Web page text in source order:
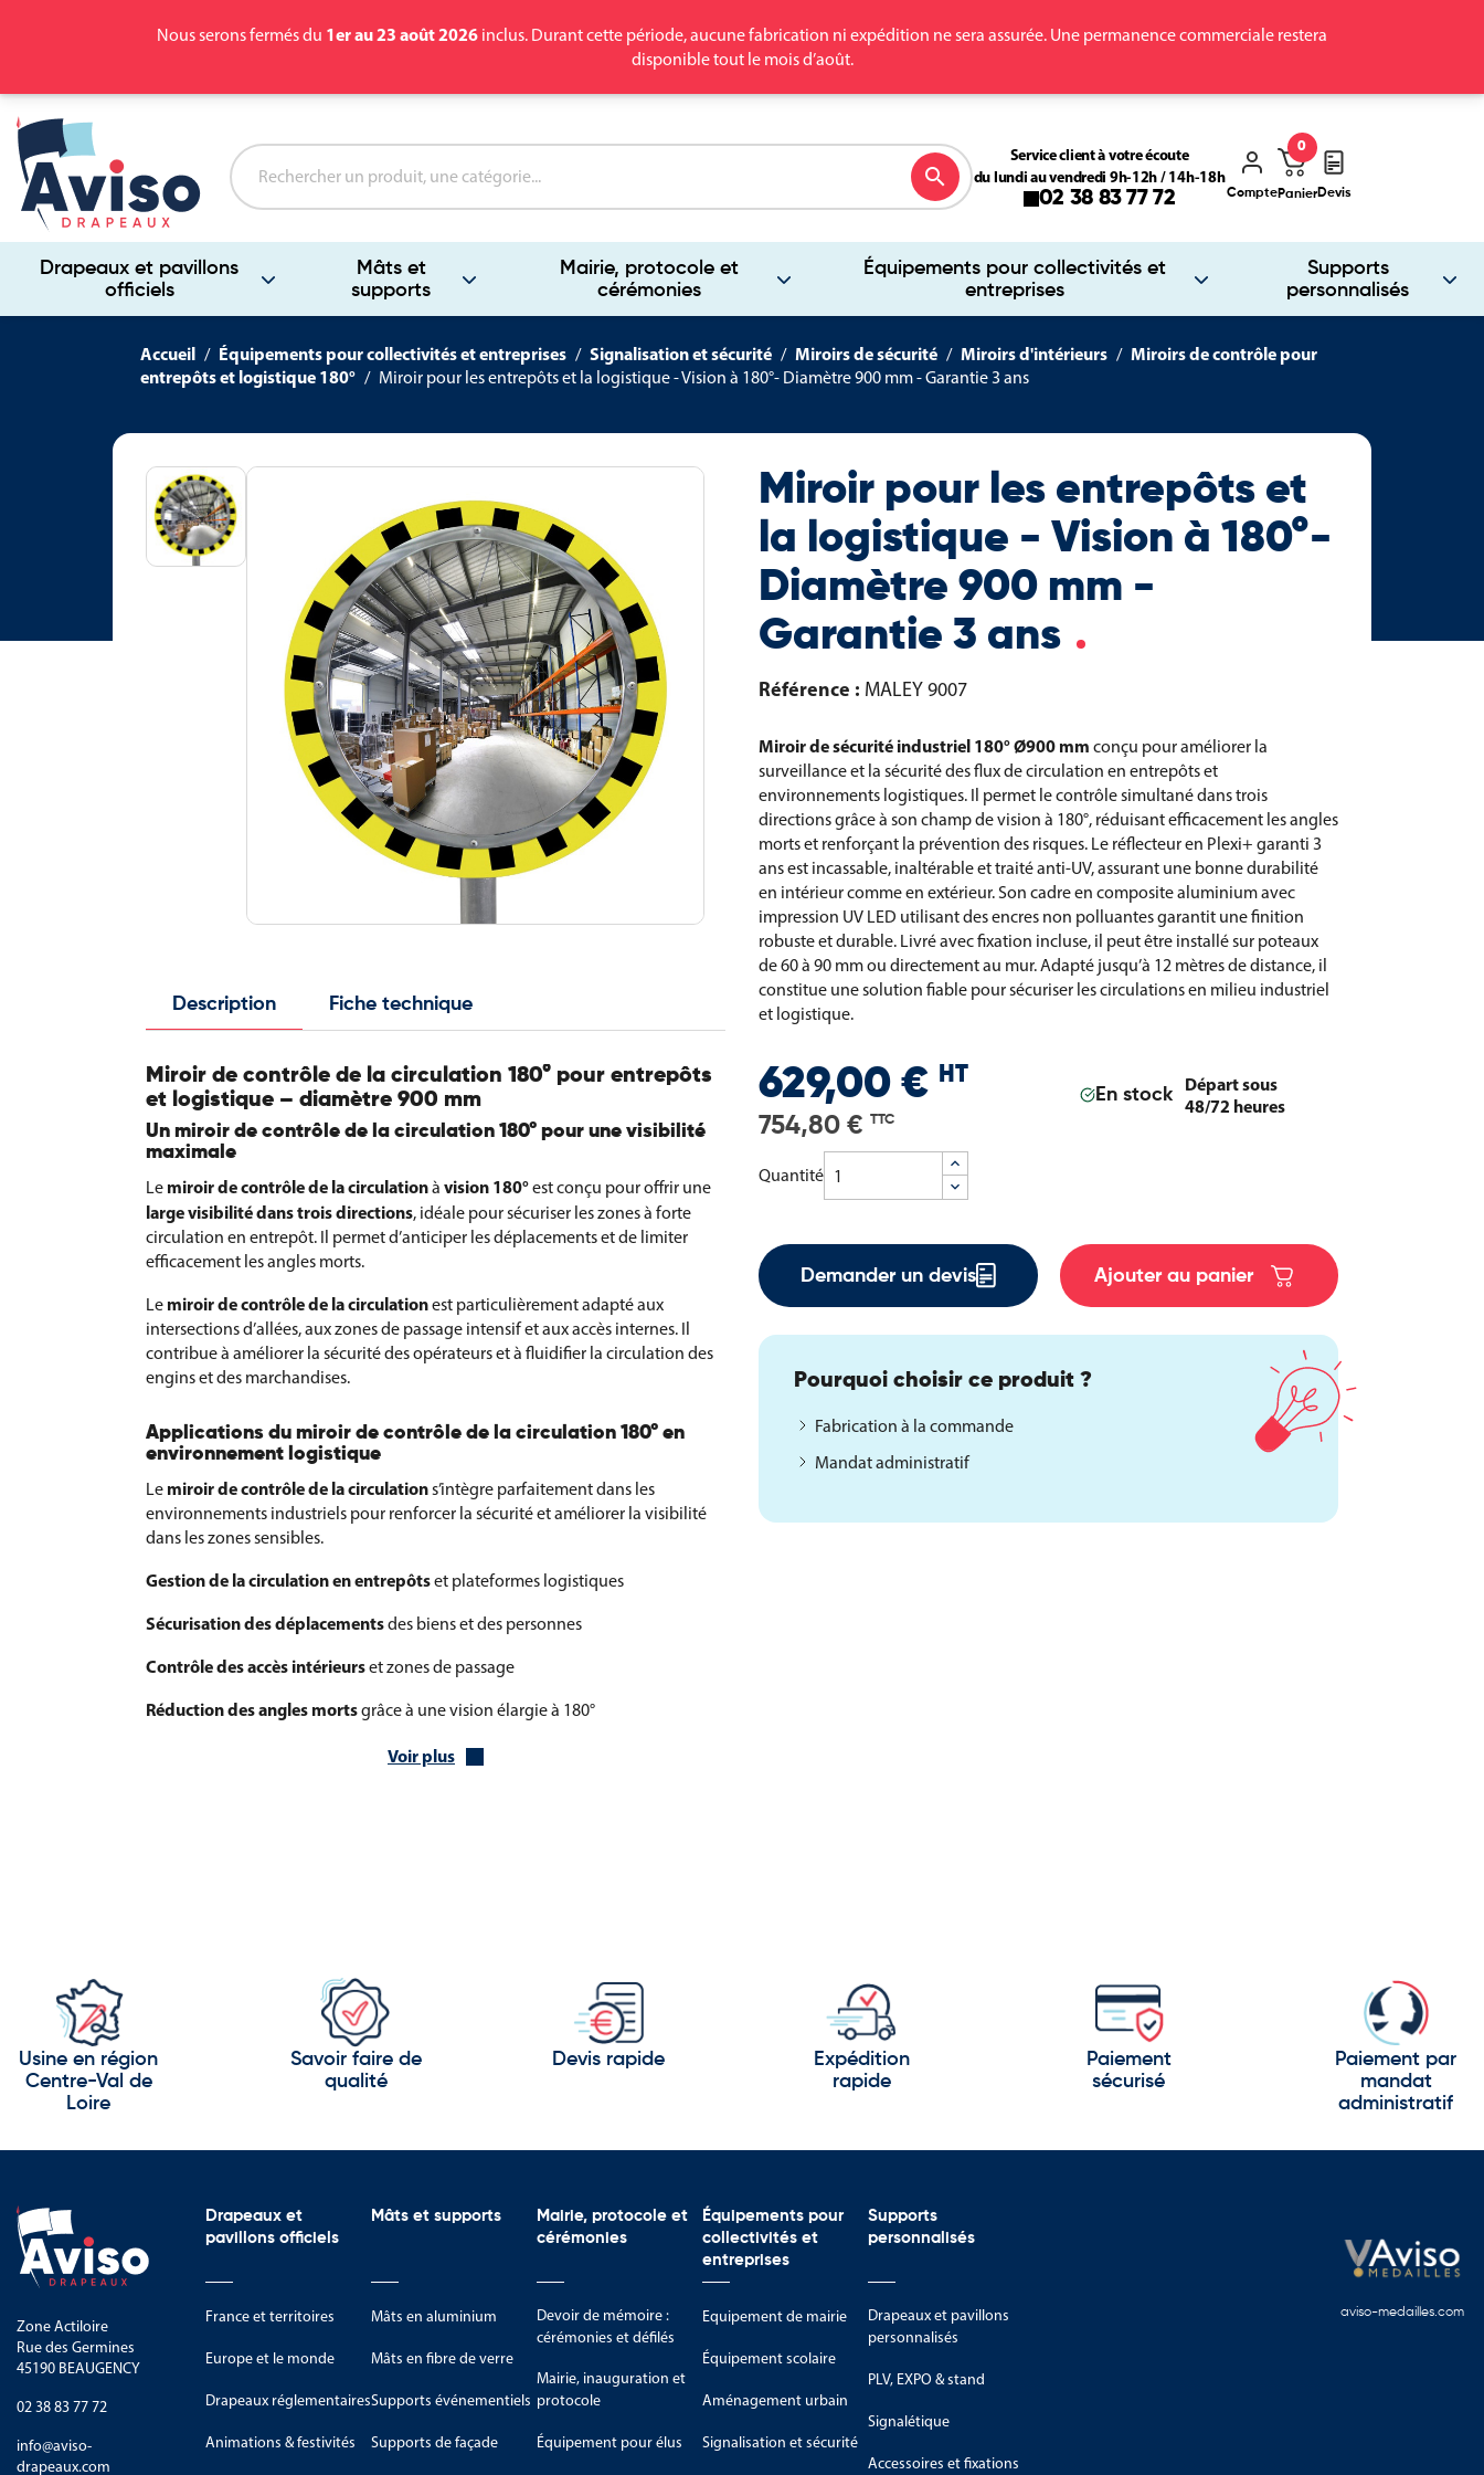
Nous serons fermés du 1er au 23 août 2026 inclus. Durant cette période, aucune fabrication ni expédition ne sera assurée. Une permanence commerciale restera
disponible tout le mois d’août.
Drapeaux et pavillons
officiels
Mâts et
supports
Mairie, protocole et
cérémonies
Équipements pour collectivités et
entreprises
Supports
personnalisés
search
Service client à votre écoute
du lundi au vendredi 9h-12h / 14h-18h
02 38 83 77 72 ComptePanier
0
Devis
Accueil Équipements pour collectivités et entreprises Signalisation et sécurité Miroirs de sécurité Miroirs d'intérieurs
Miroirs de contrôle pour
entrepôts et logistique 180°
Miroir pour les entrepôts et la logistique - Vision à 180°- Diamètre 900 mm - Garantie 3 ans
Description Fiche technique
Miroir de contrôle de la circulation 180° pour entrepôts
et logistique – diamètre 900 mm
Un miroir de contrôle de la circulation 180° pour une visibilité
maximale
Le miroir de contrôle de la circulationà vision 180°est conçu pour offrir une
large visibilité dans trois directions, idéale pour sécuriser les zones à forte
circulation en entrepôt. Il permet d’anticiper les déplacements et de limiter
efficacement les angles morts.
Le miroir de contrôle de la circulationest particulièrement adapté aux
intersections d’allées, aux zones de passage intensif et aux accès internes. Il
contribue à améliorer la sécurité des opérateurs et à fluidifier la circulation des
engins et des marchandises.
Applications du miroir de contrôle de la circulation 180° en
environnement logistique
Le miroir de contrôle de la circulations’intègre parfaitement dans les
environnements industriels pour renforcer la sécurité et améliorer la visibilité
dans les zones sensibles.
Gestion de la circulation en entrepôtset plateformes logistiques
Sécurisation des déplacementsdes biens et des personnes
Contrôle des accès intérieurset zones de passage
Réduction des angles mortsgrâce à une vision élargie à 180°
Renforcement de la prévention des risquesen milieu professionnel
offrant une excellente visibilité à moyenne distance.
: incassable, inaltérable, traité anti-UV, garantie 3 ans
Cadre en composite aluminiumpour une résistance accrue
Vision à 180°pour un contrôle dans trois directions
Dimensions du miroir: diamètre 900 mm
Dimensions du cadre : diamètre 1088 mm
Distance d’observation optimale: jusqu’à 12 mètres
miroir de contrôle de la circulation180° est une solution performante pour
améliorer la sécurité, réduire les risques et optimiser la gestion des flux en
Voir plus
Miroir pour les entrepôts et
la logistique - Vision à 180°-
Diamètre 900 mm -
Garantie 3 ans
Référence : MALEY 9007
Miroir de sécurité industriel 180° Ø900 mm conçu pour améliorer la
surveillance et la sécurité des flux de circulation en entrepôts et
environnements logistiques. Il permet le contrôle simultané dans trois
directions grâce à son champ de vision à 180°, réduisant efficacement les angles
morts et renforçant la prévention des risques. Le réflecteur en Plexi+ garanti 3
ans est incassable, inaltérable et traité anti-UV, assurant une bonne durabilité
en intérieur comme en extérieur. Son cadre en composite aluminium avec
impression UV LED utilisant des encres non polluantes garantit une finition
robuste et durable. Livré avec fixation incluse, il peut être installé sur poteaux
de 60 à 90 mm ou directement au mur. Adapté jusqu’à 12 mètres de distance, il
constitue une solution fiable pour sécuriser les circulations en milieu industriel
et logistique.
629,00 € HT
754,80 € TTC
En stock
Départ sous
48/72 heures
Quantité
Demander un devis Ajouter au panier
Pourquoi choisir ce produit ?
Fabrication à la commande
Mandat administratif
Usine en région
Centre-Val de
Loire
Savoir faire de
qualité
Devis rapide
Expédition
rapide
Paiement
sécurisé
Paiement par
mandat
administratif
Zone Actiloire
Rue des Germines
45190 BEAUGENCY
02 38 83 77 72
info@aviso-
drapeaux.com
Drapeaux et
pavillons officiels
France et territoires
Europe et le monde
Drapeaux réglementaires
Animations & festivités
Mâts et supports
Mâts en aluminium
Mâts en fibre de verre
Supports événementiels
Supports de façade
Mairie, protocole et
cérémonies
Devoir de mémoire :
cérémonies et défilés
Mairie, inauguration et
protocole
Équipement pour élus
Équipements pour
collectivités et
entreprises
Equipement de mairie
Équipement scolaire
Aménagement urbain
Signalisation et sécurité
Supports
personnalisés
Drapeaux et pavillons
personnalisés
PLV, EXPO & stand
Signalétique
Accessoires et fixations
aviso-medailles.com